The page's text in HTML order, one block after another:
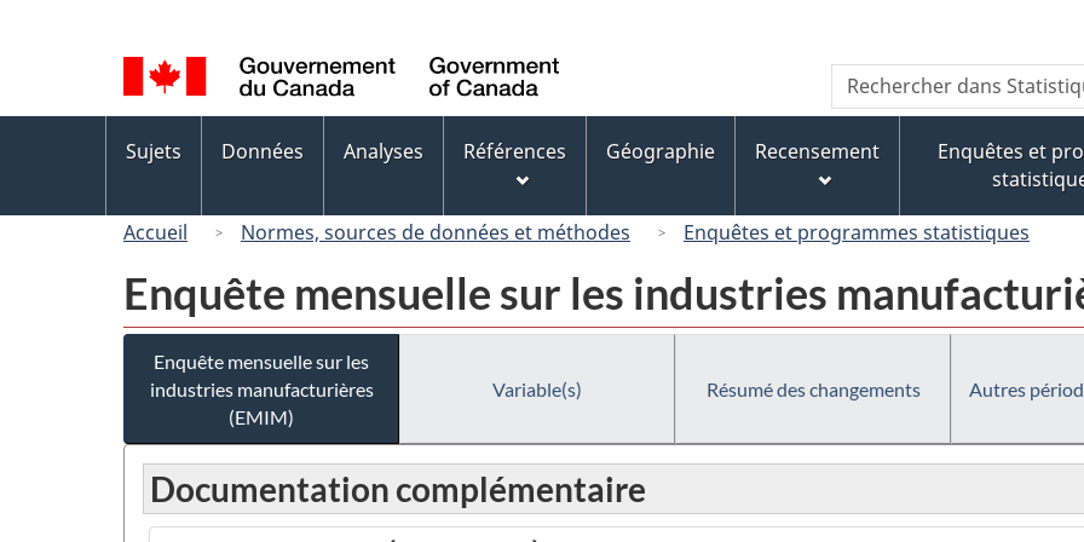
au
contenu
principal
« À
propos
de
ce
version
HTML
simplifiée
de
la
langue
Canada
Recherche
Rechercher
dans
Canada
des
Sujets Données Analyses Références Géographie Recensement
Enquêtes et
Accueil
Normes, sources de données et méthodes Enquêtes et programmes statistiques
Enquête mensuelle sur les industries
Enquête mensuelle sur les
industries manufacturières
(EMIM)
Variable(s) Résumé des changements Autres
Documentation complémentaire